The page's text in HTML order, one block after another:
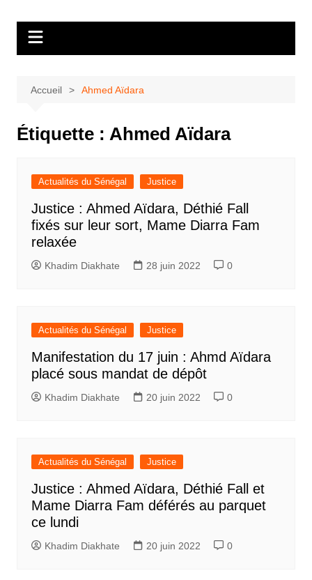
Accueil Ahmed Aïdara
Étiquette : Ahmed Aïdara
Actualités du Sénégal Justice
Justice : Ahmed Aïdara, Déthié Fall
fixés sur leur sort, Mame Diarra Fam
relaxée
Khadim Diakhate 28 juin 2022 0
Actualités du Sénégal Justice
Manifestation du 17 juin : Ahmd Aïdara
placé sous mandat de dépôt
Khadim Diakhate 20 juin 2022 0
Actualités du Sénégal Justice
Justice : Ahmed Aïdara, Déthié Fall et
Mame Diarra Fam déférés au parquet
ce lundi
Khadim Diakhate 20 juin 2022 0